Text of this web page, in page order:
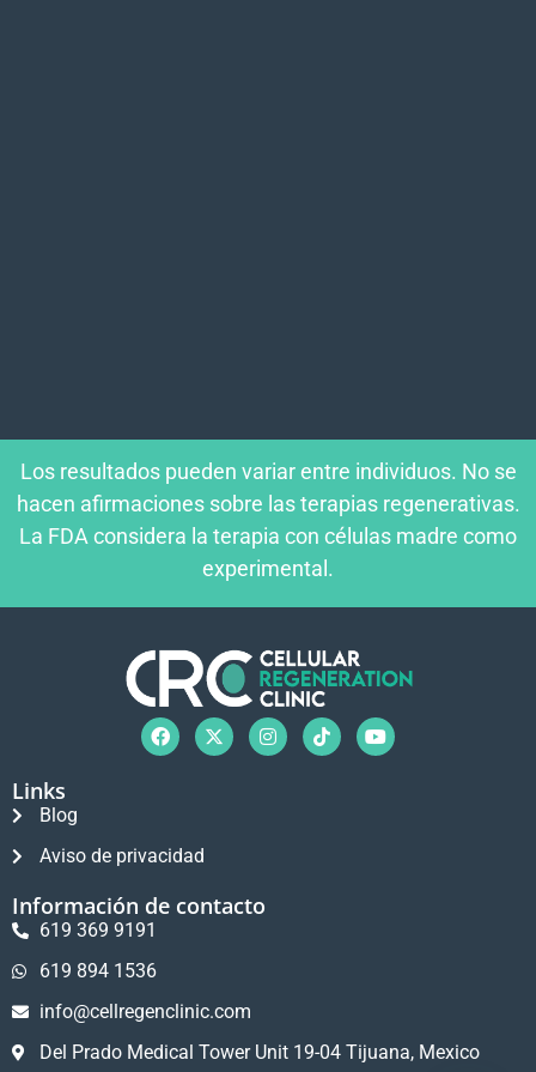
Los resultados pueden variar entre individuos. No se
hacen afirmaciones sobre las terapias regenerativas.
La FDA considera la terapia con células madre como
experimental.
Links
Blog
Aviso de privacidad
Información de contacto
619 369 9191
619 894 1536
info@cellregenclinic.com
Del Prado Medical Tower Unit 19-04 Tijuana, Mexico